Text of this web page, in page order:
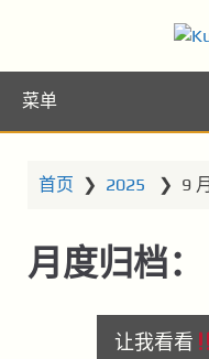
菜单
首页 ❯ 2025 ❯ 9 月
月度归档：
让我看看